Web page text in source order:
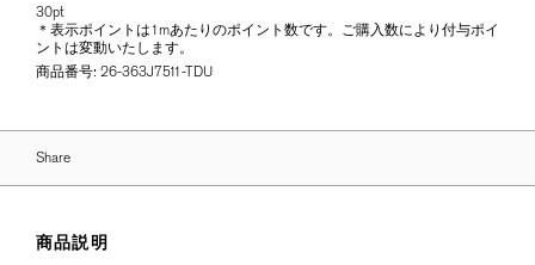
30pt
＊表示ポイントは1mあたりのポイント数です。ご購入数により付与ポイ
ントは変動いたします。
商品番号: 26-363J7511-TDU
Share
商品説明